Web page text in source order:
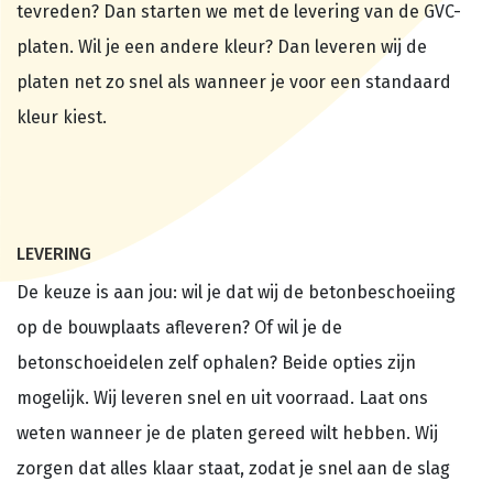
tevreden? Dan starten we met de levering van de GVC-
platen. Wil je een andere kleur? Dan leveren wij de
platen net zo snel als wanneer je voor een standaard
kleur kiest.
LEVERING
De keuze is aan jou: wil je dat wij de betonbeschoeiing
op de bouwplaats afleveren? Of wil je de
betonschoeidelen zelf ophalen? Beide opties zijn
mogelijk. Wij leveren snel en uit voorraad. Laat ons
weten wanneer je de platen gereed wilt hebben. Wij
zorgen dat alles klaar staat, zodat je snel aan de slag